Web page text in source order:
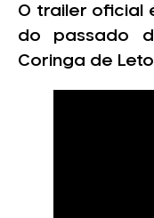
O trailer oficial
do passado
Coringa de